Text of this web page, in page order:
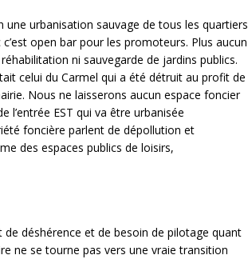
une urbanisation sauvage de tous les quartiers
open bar pour les promoteurs. Plus aucun
ni sauvegarde de jardins publics.
celui du Carmel qui a été détruit au profit de
Nous ne laisserons aucun espace foncier
l’entrée EST qui va être urbanisée
foncière parlent de dépollution et
des espaces publics de loisirs,
déshérence et de besoin de pilotage quant
ne se tourne pas vers une vraie transition